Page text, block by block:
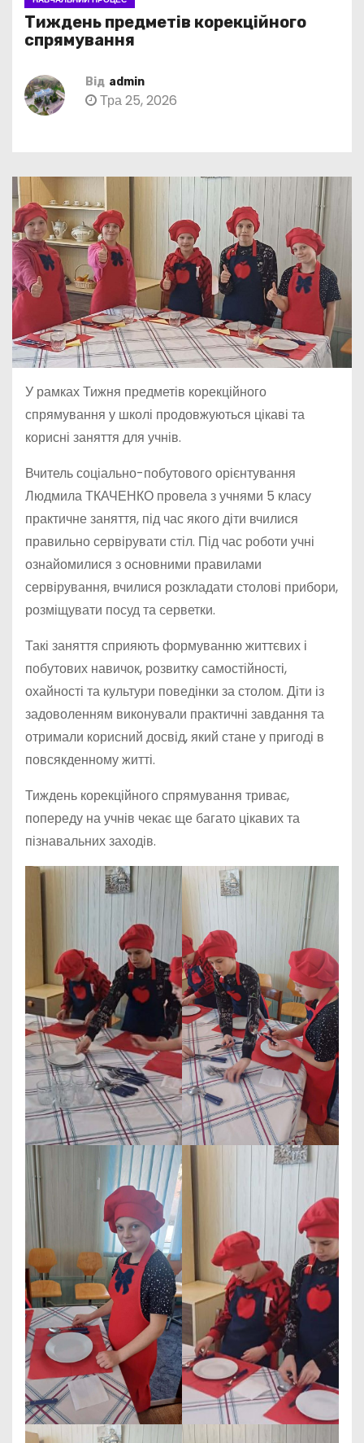
Тиждень предметів корекційного
спрямування
Від admin
Тра 25, 2026
У рамках Тижня предметів корекційного
спрямування у школі продовжуються цікаві та
корисні заняття для учнів.
Вчитель соціально-побутового орієнтування
Людмила ТКАЧЕНКО провела з учнями 5 класу
практичне заняття, під час якого діти вчилися
правильно сервірувати стіл. Під час роботи учні
ознайомилися з основними правилами
сервірування, вчилися розкладати столові прибори,
розміщувати посуд та серветки.
Такі заняття сприяють формуванню життєвих і
побутових навичок, розвитку самостійності,
охайності та культури поведінки за столом. Діти із
задоволенням виконували практичні завдання та
отримали корисний досвід, який стане у пригоді в
повсякденному житті.
Тиждень корекційного спрямування триває,
попереду на учнів чекає ще багато цікавих та
пізнавальних заходів.